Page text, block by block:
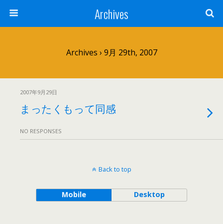
Archives
Archives › 9月 29th, 2007
2007年9月29日
まったくもって同感
NO RESPONSES
Back to top
Mobile Desktop